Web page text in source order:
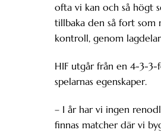
ofta vi kan och så högt
tillbaka den så fort som
kontroll, genom
HIF utgår från en 4-3-
spelarnas egenskaper.
– I år har vi ingen
finnas matcher där vi